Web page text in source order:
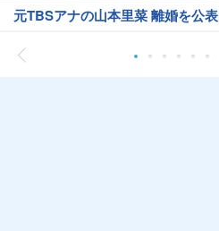
元TBSアナの山本里菜 離婚を公表